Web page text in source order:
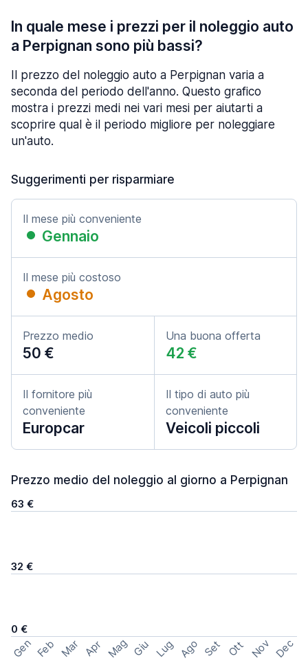
In quale mese i prezzi per il noleggio auto
a Perpignan sono più bassi?
Il prezzo del noleggio auto a Perpignan varia a
seconda del periodo dell'anno. Questo grafico
mostra i prezzi medi nei vari mesi per aiutarti a
scoprire qual è il periodo migliore per noleggiare
un'auto.
Suggerimenti per risparmiare
Il mese più conveniente
Gennaio
Il mese più costoso
Agosto
Prezzo medio
50 €
Una buona offerta
42 €
Il fornitore più
conveniente
Europcar
Il tipo di auto più
conveniente
Veicoli piccoli
Prezzo medio del noleggio al giorno a Perpignan
63 €
32 €
0 €
Gen Feb Mar Apr Mag Giu Lug Ago Set Ott Nov Dec